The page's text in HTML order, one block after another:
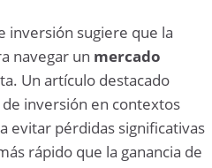
inversión sugiere que la
navegar un mercado
Un artículo destacado
inversión en contextos
evitar pérdidas significativas
rápido que la ganancia de